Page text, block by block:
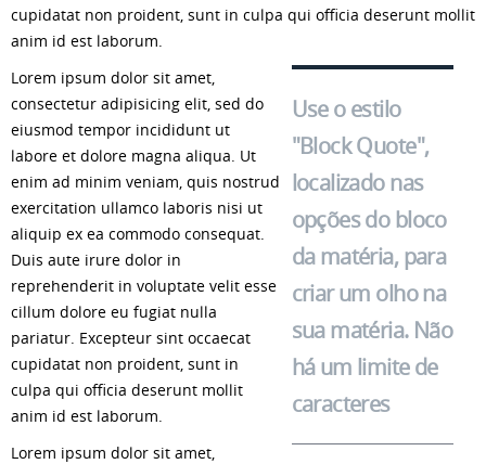
cupidatat non proident, sunt in culpa qui officia deserunt mollit
anim id est laborum.
Use o estilo
"Block Quote",
localizado nas
opções do bloco
da matéria, para
criar um olho na
sua matéria. Não
há um limite de
caracteres
Lorem ipsum dolor sit amet,
consectetur adipisicing elit, sed do
eiusmod tempor incididunt ut
labore et dolore magna aliqua. Ut
enim ad minim veniam, quis nostrud
exercitation ullamco laboris nisi ut
aliquip ex ea commodo consequat.
Duis aute irure dolor in
reprehenderit in voluptate velit esse
cillum dolore eu fugiat nulla
pariatur. Excepteur sint occaecat
cupidatat non proident, sunt in
culpa qui officia deserunt mollit
anim id est laborum.
Lorem ipsum dolor sit amet,